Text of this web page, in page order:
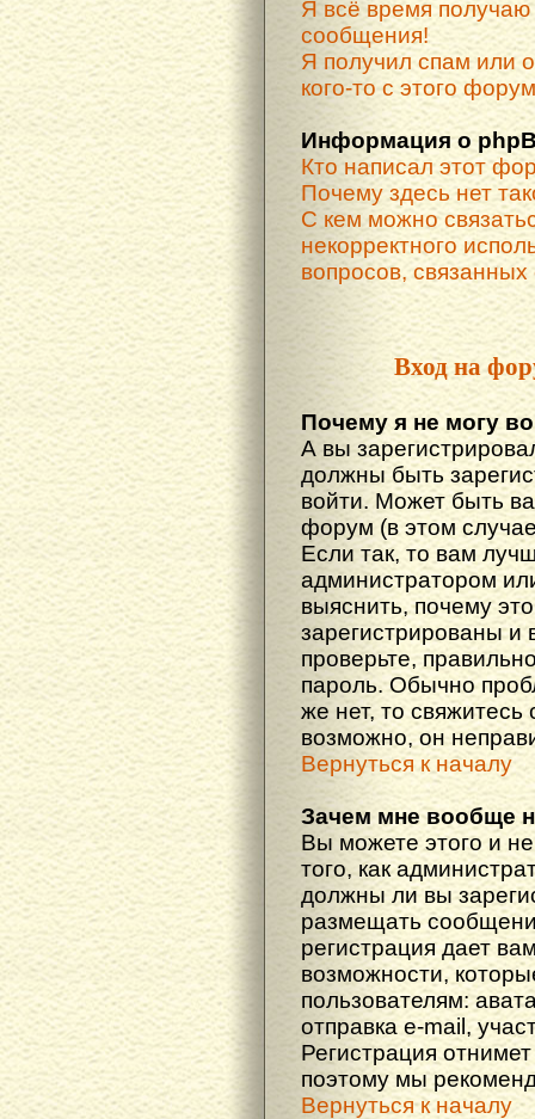
Я всё время
сообщения!
Я получил спам или
кого-то с этого
Информация о
Кто написал этот
Почему здесь нет
С кем можно
некорректного
вопросов,
Вход на
Почему я не могу
А вы
должны быть
войти. Может быть
форум (в этом
Если так, то вам
администратором
выяснить, почему
зарегистрированы и
проверьте,
пароль. Обычно
же нет, то
возможно, он
Вернуться к началу
Зачем мне вообще
Вы можете этого и
того, как
должны ли вы
размещать
регистрация дает
возможности,
пользователям:
отправка e-mail,
Регистрация
поэтому мы
Вернуться к началу